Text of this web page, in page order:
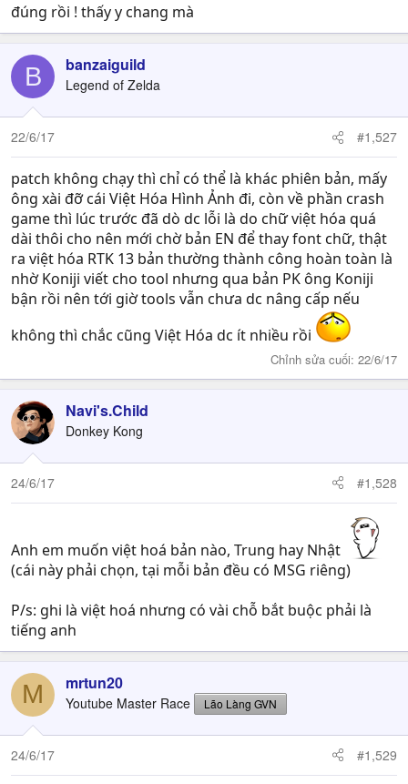
đúng rồi ! thấy y chang mà
B banzaiguild
Legend of Zelda
22/6/17 #1,527
patch không chạy thì chỉ có thể là khác phiên bản, mấy
ông xài đỡ cái Việt Hóa Hình Ảnh đi, còn về phần crash
game thì lúc trước đã dò dc lỗi là do chữ việt hóa quá
dài thôi cho nên mới chờ bản EN để thay font chữ, thật
ra việt hóa RTK 13 bản thường thành công hoàn toàn là
nhờ Koniji viết cho tool nhưng qua bản PK ông Koniji
bận rồi nên tới giờ tools vẫn chưa dc nâng cấp nếu
không thì chắc cũng Việt Hóa dc ít nhiều rồi
Chỉnh sửa cuối: 22/6/17
Navi's.Child
Donkey Kong
24/6/17 #1,528
Anh em muốn việt hoá bản nào, Trung hay Nhật
(cái này phải chọn, tại mỗi bản đều có MSG riêng)
P/s: ghi là việt hoá nhưng có vài chỗ bắt buộc phải là
tiếng anh
M mrtun20
Youtube Master Race Lão Làng GVN
24/6/17 #1,529